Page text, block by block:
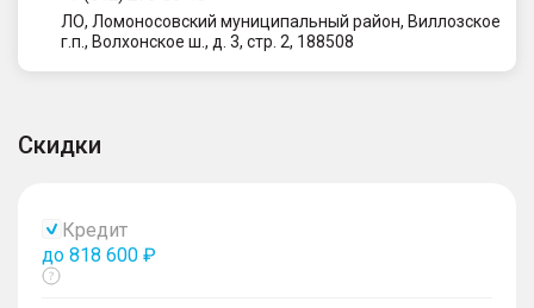
ЛО, Ломоносовский муниципальный район, Виллозское
г.п., Волхонское ш., д. 3, стр. 2, 188508
Скидки
Кредит
до 818 600 ₽
Показать